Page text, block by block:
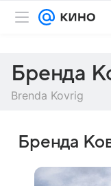
Бренда
Brenda Kovrig
Бренда